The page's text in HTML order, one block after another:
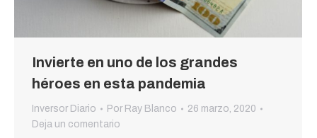
Invierte en uno de los grandes
héroes en esta pandemia
Inversor Diario Por Ray Blanco
26 marzo, 2020
Deja un comentario